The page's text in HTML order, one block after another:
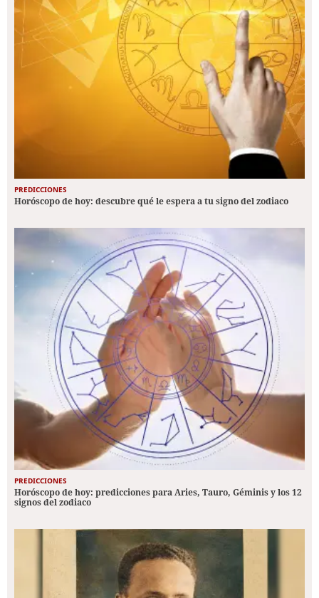
PREDICCIONES
Horóscopo de hoy: descubre qué le espera a tu signo del zodiaco
PREDICCIONES
Horóscopo de hoy: predicciones para Aries, Tauro, Géminis y los 12
signos del zodiaco